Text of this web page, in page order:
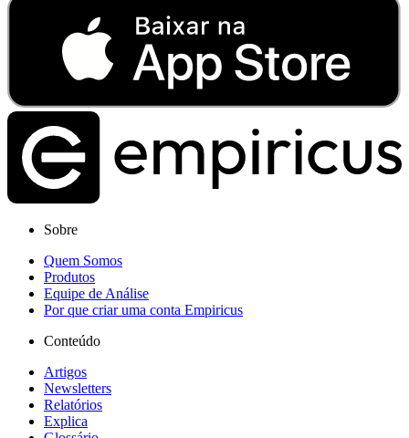
Sobre
Quem Somos
Produtos
Equipe de Análise
Por que criar uma conta Empiricus
Conteúdo
Artigos
Newsletters
Relatórios
Explica